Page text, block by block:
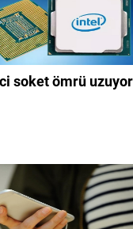
soket ömrü uzuyor